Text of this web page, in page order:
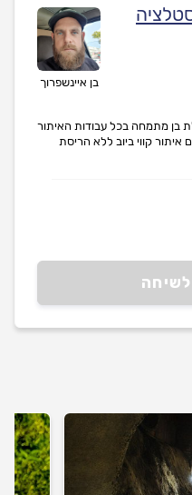
בן איינשפרוך
לשיחה
בן מתמחה בכל עבודות האיתור
קווי ביוב ללא הריסת